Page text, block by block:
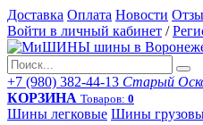
Доставка Оплата Новости
Войти в личный кабинет /
+7 (980) 382-44-13 Старый
КОРЗИНА Товаров: 0
Шины легковые Шины